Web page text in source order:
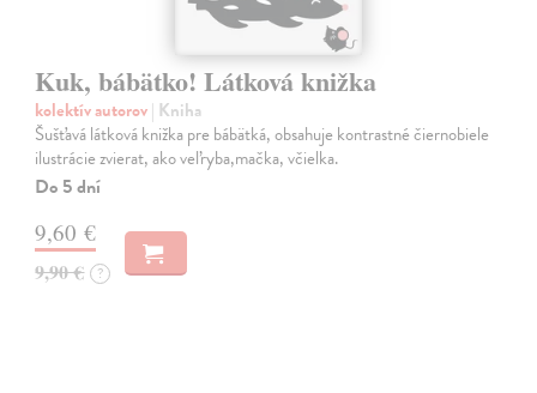
Kuk, bábätko! Látková knižka
kolektív autorov| Kniha
Šušťavá látková knižka pre bábätká, obsahuje kontrastné čiernobiele
ilustrácie zvierat, ako veľryba,mačka, včielka.
Do 5 dní
9,60 €
9,90 € ?